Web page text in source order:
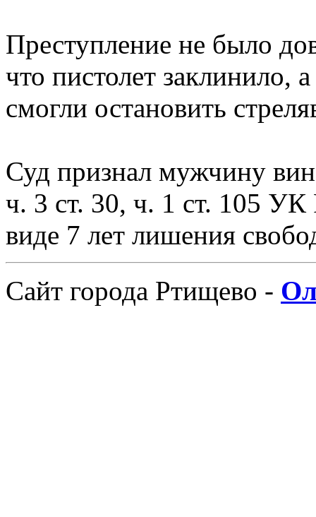
Преступление не было
что пистолет заклинило,
смогли остановить
Суд признал мужчину
ч. 3 ст. 30, ч. 1 ст. 105
виде 7 лет лишения
Сайт города Ртищево -